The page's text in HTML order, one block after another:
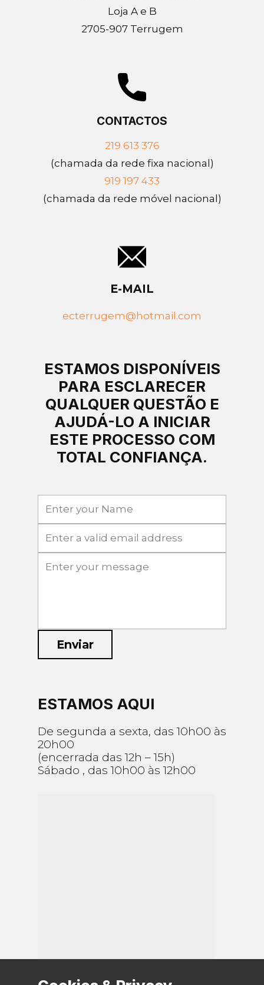
Loja A e B
2705-907 Terrugem
CONTACTOS
219 613 376
(chamada da ​rede fixa nacional)
919 197 433
(chamada da ​rede móvel nacional)
E-MAIL
ecterrugem@hotmail.com
ESTAMOS DISPONÍVEIS
PARA ESCLARECER
QUALQUER QUESTÃO E
AJUDÁ-LO A INICIAR
ESTE PROCESSO COM
TOTAL CONFIANÇA.
Enviar
ESTAMOS AQUI
De segunda a sexta, das 10h00 às
20h00
(encerrada das 12h ​– 15h)
Sábado , das 10h00 às 12h00